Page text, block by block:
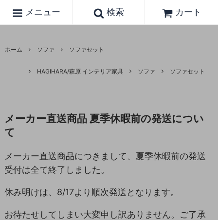
メニュー 検索 カート
ホーム ソファ ソファセット
HAGIHARA/萩原 インテリア家具 ソファ ソファセット
メーカー直送商品 夏季休暇前の発送につい
て
メーカー直送商品につきまして、夏季休暇前の発送
受付は全て終了しました。
休み明けは、8/17より順次発送となります。
お待たせしてしまい大変申し訳ありません。ご了承